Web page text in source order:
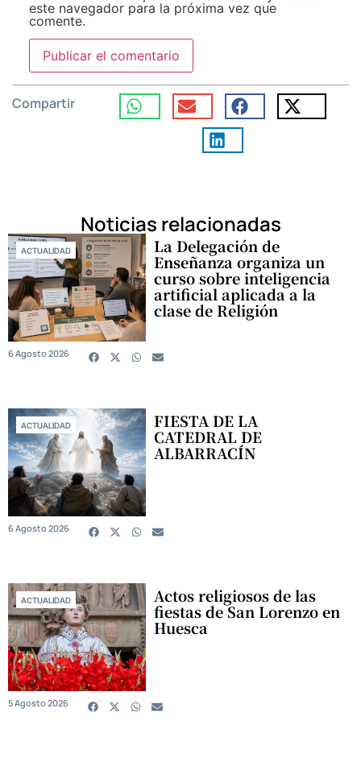
este navegador para la próxima vez que
comente.
Compartir
Noticias relacionadas
ACTUALIDAD La Delegación de
Enseñanza organiza un
curso sobre inteligencia
artificial aplicada a la
clase de Religión
6 Agosto 2026
ACTUALIDAD FIESTA DE LA
CATEDRAL DE
ALBARRACÍN
6 Agosto 2026
ACTUALIDAD Actos religiosos de las
fiestas de San Lorenzo en
Huesca
5 Agosto 2026